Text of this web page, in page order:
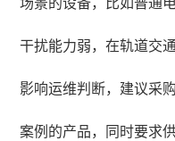
场景的设备，比如普通
干扰能力弱，在轨道交
影响运维判断，建议采
案例的产品，同时要求